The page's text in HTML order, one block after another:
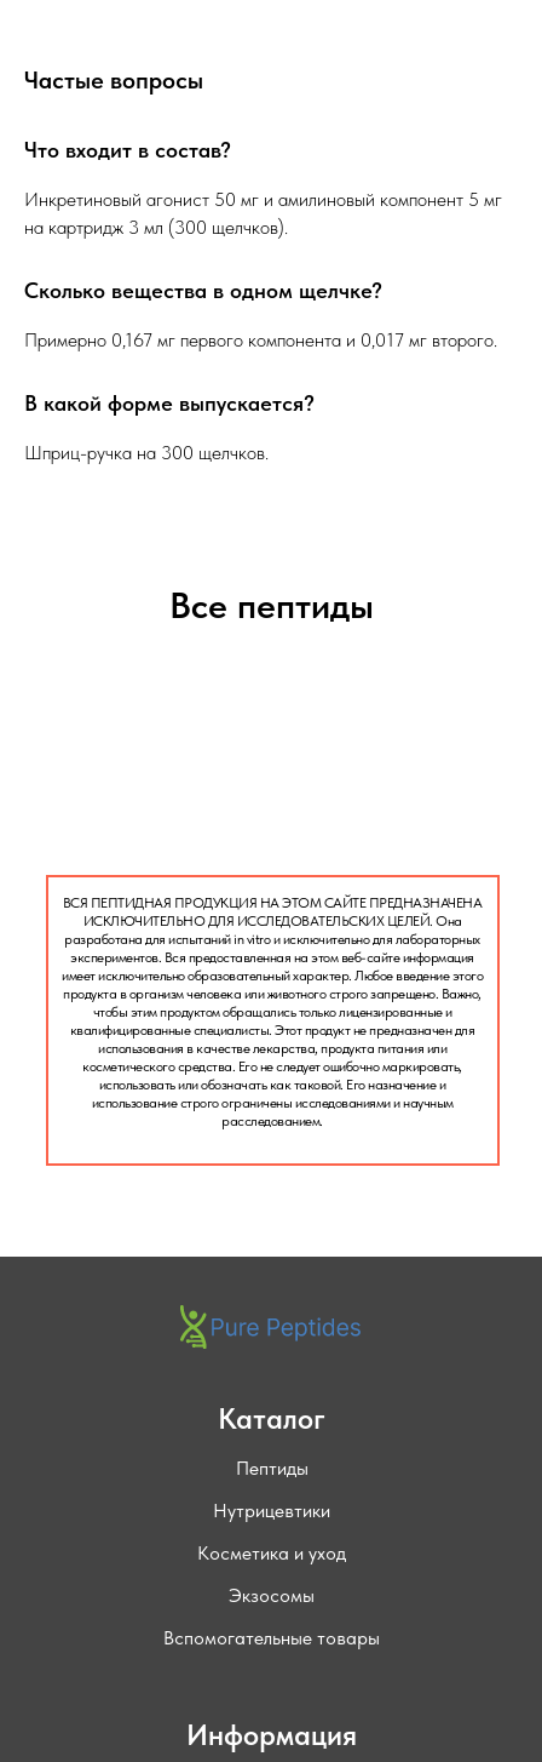
Частые вопросы
Что входит в состав?
Инкретиновый агонист 50 мг и амилиновый компонент 5 мг
на картридж 3 мл (300 щелчков).
Сколько вещества в одном щелчке?
Примерно 0,167 мг первого компонента и 0,017 мг второго.
В какой форме выпускается?
Шприц-ручка на 300 щелчков.
Все пептиды
ВСЯ ПЕПТИДНАЯ ПРОДУКЦИЯ НА ЭТОМ САЙТЕ ПРЕДНАЗНАЧЕНА
ИСКЛЮЧИТЕЛЬНО ДЛЯ ИССЛЕДОВАТЕЛЬСКИХ ЦЕЛЕЙ. Она
разработана для испытаний in vitro и исключительно для лабораторных
экспериментов. Вся предоставленная на этом веб-сайте информация
имеет исключительно образовательный характер. Любое введение этого
продукта в организм человека или животного строго запрещено. Важно,
чтобы этим продуктом обращались только лицензированные и
квалифицированные специалисты. Этот продукт не предназначен для
использования в качестве лекарства, продукта питания или
косметического средства. Его не следует ошибочно маркировать,
использовать или обозначать как таковой. Его назначение и
использование строго ограничены исследованиями и научным
расследованием.
Информация
Каталог
Пептиды
Нутрицевтики
Экзосомы
Вспомогательные товары
Косметика и уход